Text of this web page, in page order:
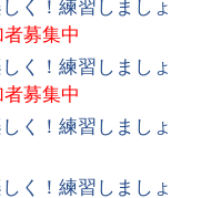
く！練習しましょ
募集中
く！練習しましょ
募集中
く！練習しましょ
く！練習しましょ